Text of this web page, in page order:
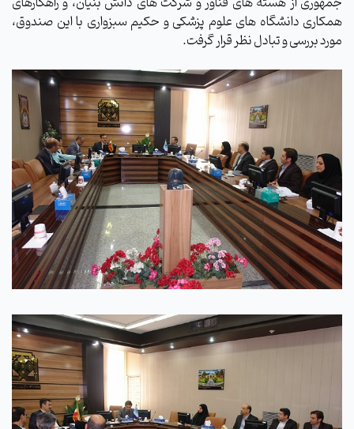
همکاری دانشگاه های علوم پزشکی و حکیم سبزواری با این صندوق،
مورد بررسی و تبادل نظر قرار گرفت.